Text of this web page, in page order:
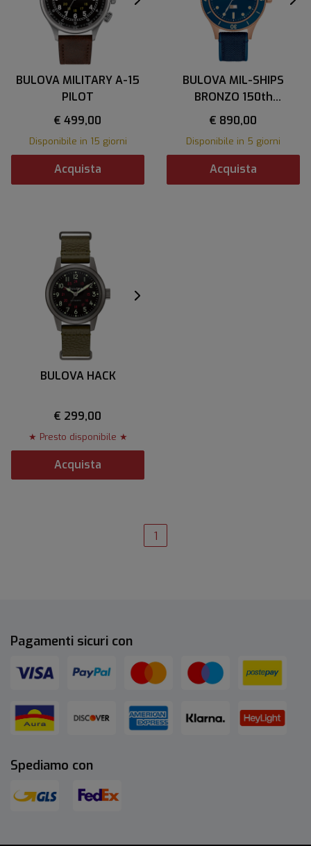
BULOVA MILITARY A-15
PILOT
€ 499,00
Disponibile in 15 giorni
Acquista
BULOVA MIL-SHIPS
BRONZO 150th
Anniversary
€ 890,00
Disponibile in 5 giorni
Acquista
BULOVA HACK
€ 299,00
★ Presto disponibile ★
Acquista
1
Pagamenti sicuri con
Spediamo con